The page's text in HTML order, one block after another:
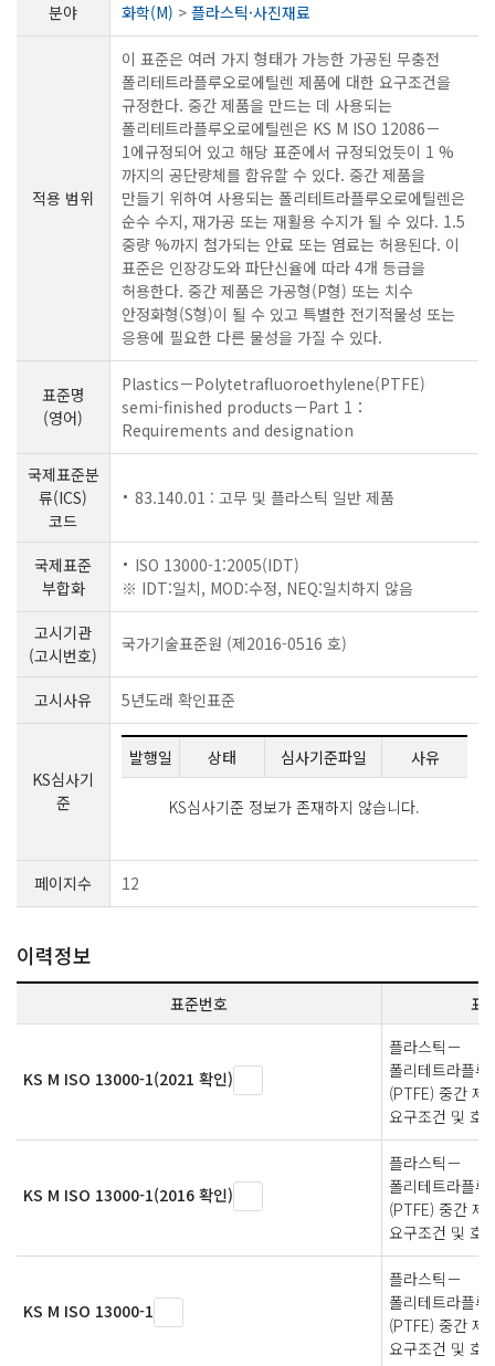
분야 화학(M) > 플라스틱·사진재료
적용 범위
이 표준은 여러 가지 형태가 가능한 가공된 무충전
폴리테트라플루오로에틸렌 제품에 대한 요구조건을
규정한다. 중간 제품을 만드는 데 사용되는
폴리테트라플루오로에틸렌은 KS M ISO 12086－
1에규정되어 있고 해당 표준에서 규정되었듯이 1 %
까지의 공단량체를 함유할 수 있다. 중간 제품을
만들기 위하여 사용되는 폴리테트라플루오로에틸렌은
순수 수지, 재가공 또는 재활용 수지가 될 수 있다. 1.5
중량 %까지 첨가되는 안료 또는 염료는 허용된다. 이
표준은 인장강도와 파단신율에 따라 4개 등급을
허용한다. 중간 제품은 가공형(P형) 또는 치수
안정화형(S형)이 될 수 있고 특별한 전기적물성 또는
응용에 필요한 다른 물성을 가질 수 있다.
표준명
(영어)
Plastics－Polytetrafluoroethylene(PTFE)
semi-finished products－Part 1：
Requirements and designation
국제표준분
류(ICS)
코드
83.140.01 : 고무 및 플라스틱 일반 제품
국제표준
부합화
ISO 13000-1:2005(IDT)
※ IDT:일치, MOD:수정, NEQ:일치하지 않음
고시기관
(고시번호)
국가기술표준원 (제2016-0516 호)
고시사유 5년도래 확인표준
KS심사기
준
발행일 상태 심사기준파일 사유
KS심사기준 정보가 존재하지 않습니다.
페이지수 12
이력정보
표준번호 표
KS M ISO 13000-1(2021 확인)
플라스틱－
폴리테트라플루
(PTFE) 중간 제
요구조건 및 호
KS M ISO 13000-1(2016 확인)
플라스틱－
폴리테트라플루
(PTFE) 중간 제
요구조건 및 호
KS M ISO 13000-1
플라스틱－
폴리테트라플루
(PTFE) 중간 제
요구조건 및 호